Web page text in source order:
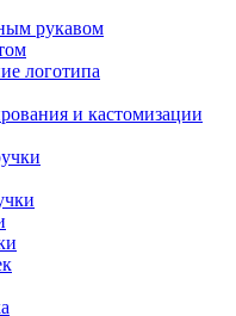
рукавом
логотипа
и кастомизации